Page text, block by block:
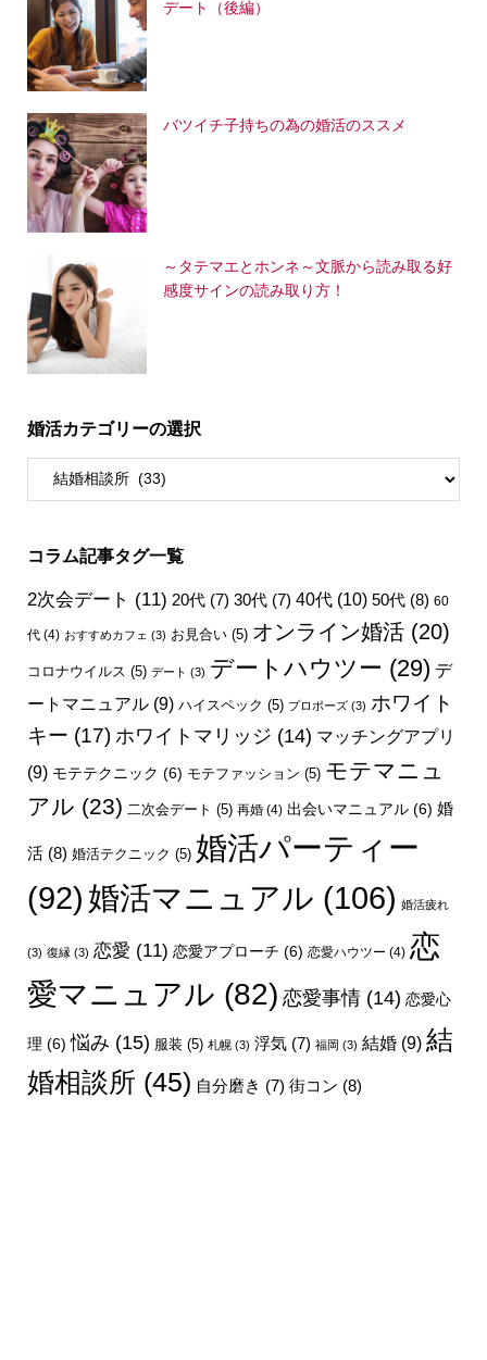
デート（後編）
バツイチ子持ちの為の婚活のススメ
～タテマエとホンネ～文脈から読み取る好
感度サインの読み取り方！
婚活カテゴリーの選択
コラム記事タグ一覧
2次会デート (11) 20代(7) 30代(7) 40代(10) 50代(8) 60
代(4) おすすめカフェ (3) お見合い(5) オンライン婚活(20)
コロナウイルス (5) デート (3) デートハウツー (29) デ
ートマニュアル(9) ハイスペック (5) プロポーズ(3) ホワイト
キー (17) ホワイトマリッジ (14) マッチングアプリ
(9) モテテクニック (6) モテファッション (5) モテマニュ
アル (23) 二次会デート (5) 再婚(4) 出会いマニュアル(6) 婚
活(8) 婚活テクニック (5) 婚活パーティー
(92) 婚活マニュアル (106) 婚活疲れ
(3) 復縁(3) 恋愛 (11) 恋愛アプローチ (6) 恋愛ハウツー (4) 恋
愛マニュアル (82) 恋愛事情(14) 恋愛心
理 (6) 悩み (15) 服装 (5) 札幌(3) 浮気(7) 福岡 (3) 結婚(9) 結
婚相談所 (45) 自分磨き (7) 街コン (8)